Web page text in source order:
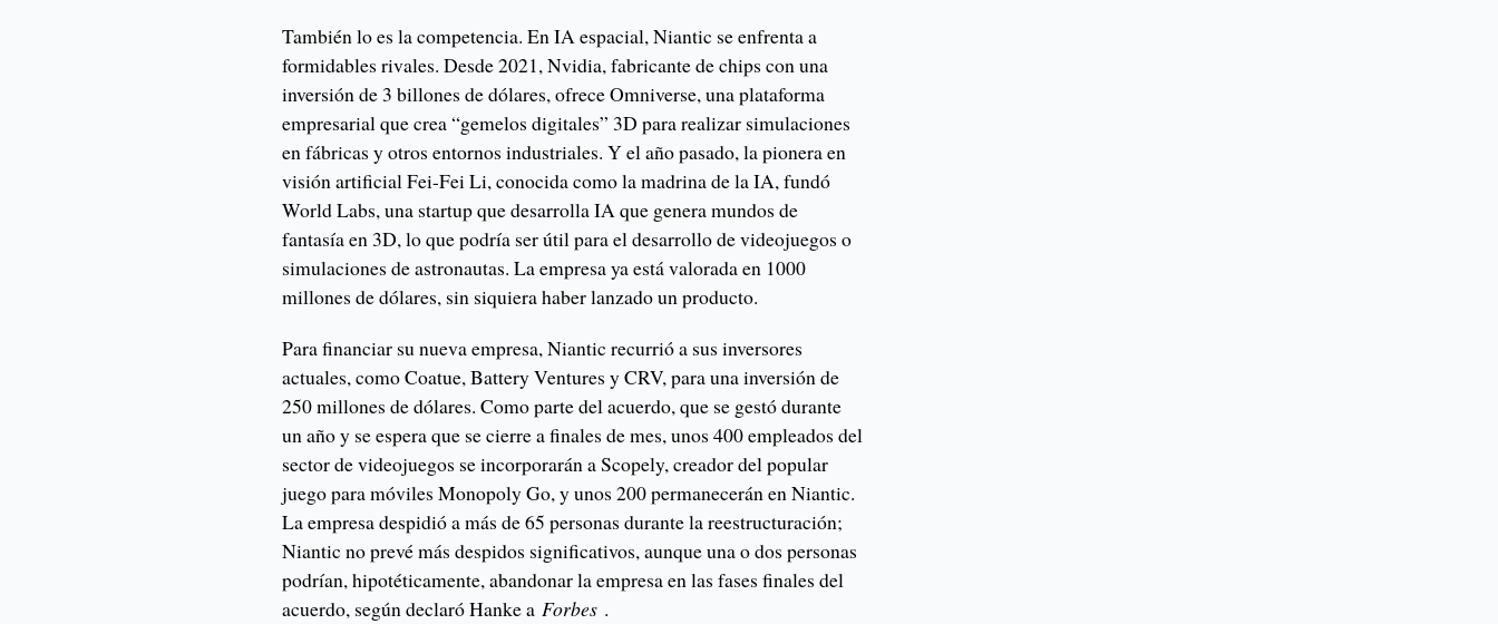
También lo es la competencia. En IA espacial, Niantic se enfrenta a
formidables rivales. Desde 2021, Nvidia, fabricante de chips con una
inversión de 3 billones de dólares, ofrece Omniverse, una plataforma
empresarial que crea “gemelos digitales” 3D para realizar simulaciones
en fábricas y otros entornos industriales. Y el año pasado, la pionera en
visión artificial Fei-Fei Li, conocida como la madrina de la IA, fundó
World Labs, una startup que desarrolla IA que genera mundos de
fantasía en 3D, lo que podría ser útil para el desarrollo de videojuegos o
simulaciones de astronautas. La empresa ya está valorada en 1000
millones de dólares, sin siquiera haber lanzado un producto.
Para financiar su nueva empresa, Niantic recurrió a sus inversores
actuales, como Coatue, Battery Ventures y CRV, para una inversión de
250 millones de dólares. Como parte del acuerdo, que se gestó durante
un año y se espera que se cierre a finales de mes, unos 400 empleados del
sector de videojuegos se incorporarán a Scopely, creador del popular
juego para móviles Monopoly Go, y unos 200 permanecerán en Niantic.
La empresa despidió a más de 65 personas durante la reestructuración;
Niantic no prevé más despidos significativos, aunque una o dos personas
podrían, hipotéticamente, abandonar la empresa en las fases finales del
acuerdo, según declaró Hanke aForbes .